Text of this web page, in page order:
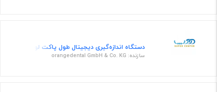
دستگاه اندازه‌گیری دیجیتال طول پاکت لوازم یکبار
سازنده: orangedental GmbH & Co. KG